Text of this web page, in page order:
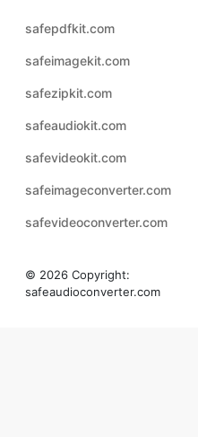
safezipkit.com
safeaudiokit.com
safevideokit.com
© 2026 Copyright: